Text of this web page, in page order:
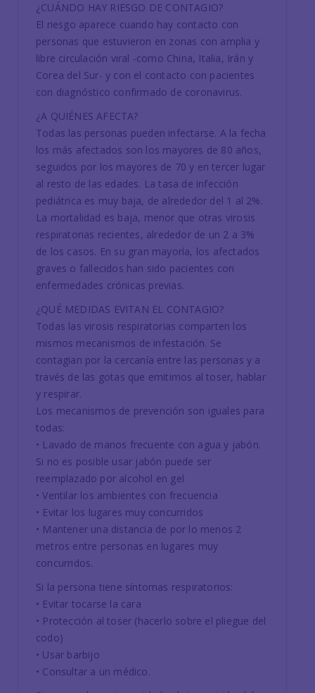
¿CUÁNDO HAY RIESGO DE CONTAGIO?
El riesgo aparece cuando hay contacto con
personas que estuvieron en zonas con amplia y
libre circulación viral -como China, Italia, Irán y
Corea del Sur- y con el contacto con pacientes
con diagnóstico confirmado de coronavirus.
¿A QUIÉNES AFECTA?
Todas las personas pueden infectarse. A la fecha
los más afectados son los mayores de 80 años,
seguidos por los mayores de 70 y en tercer lugar
al resto de las edades. La tasa de infección
pediátrica es muy baja, de alrededor del 1 al 2%.
La mortalidad es baja, menor que otras virosis
respiratorias recientes, alrededor de un 2 a 3%
de los casos. En su gran mayoría, los afectados
graves o fallecidos han sido pacientes con
enfermedades crónicas previas.
¿QUÉ MEDIDAS EVITAN EL CONTAGIO?
Todas las virosis respiratorias comparten los
mismos mecanismos de infestación. Se
contagian por la cercanía entre las personas y a
través de las gotas que emitimos al toser, hablar
y respirar.
Los mecanismos de prevención son iguales para
todas:
• Lavado de manos frecuente con agua y jabón.
Si no es posible usar jabón puede ser
reemplazado por alcohol en gel
• Ventilar los ambientes con frecuencia
• Evitar los lugares muy concurridos
• Mantener una distancia de por lo menos 2
metros entre personas en lugares muy
concurridos.
Si la persona tiene síntomas respiratorios:
• Evitar tocarse la cara
• Protección al toser (hacerlo sobre el pliegue del
codo)
• Usar barbijo
• Consultar a un médico.